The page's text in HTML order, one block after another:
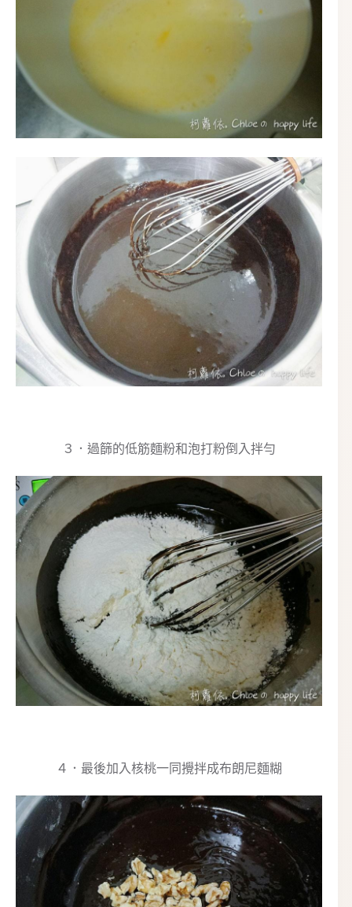
３．過篩的低筋麵粉和泡打粉倒入拌勻
４．最後加入核桃一同攪拌成布朗尼麵糊